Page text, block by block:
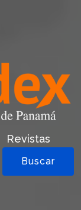
Revistas